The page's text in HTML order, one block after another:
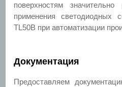
поверхностям
применения светодиодных
TL50B при автоматизации
Документация
Предоставляем